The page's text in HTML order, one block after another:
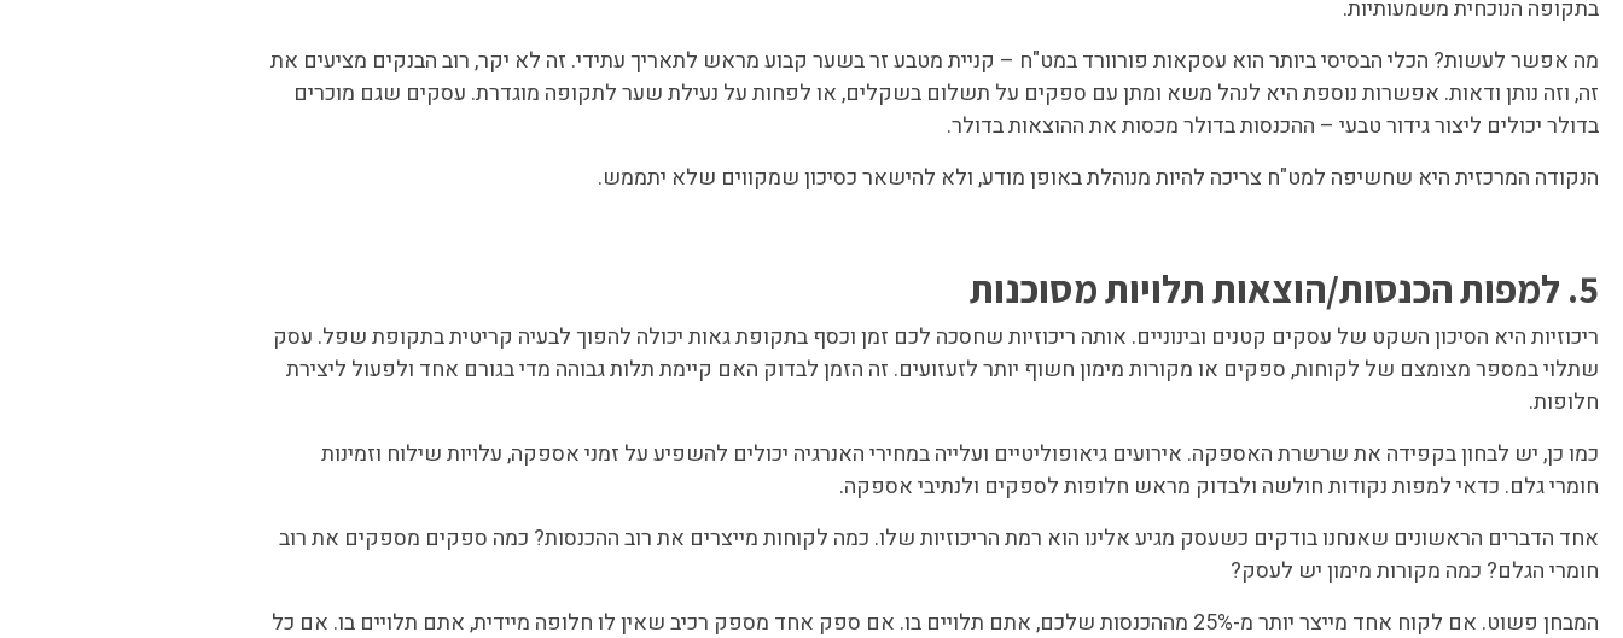
בתקופה הנוכחית משמעותיות.
מה אפשר לעשות? הכלי הבסיסי ביותר הוא עסקאות פורוורד במט"ח – קניית מטבע זר בשער קבוע מראש לתאריך עתידי. זה לא יקר, רוב הבנקים מציעים את
זה, וזה נותן ודאות. אפשרות נוספת היא לנהל משא ומתן עם ספקים על תשלום בשקלים, או לפחות על נעילת שער לתקופה מוגדרת. עסקים שגם מוכרים
בדולר יכולים ליצור גידור טבעי – ההכנסות בדולר מכסות את ההוצאות בדולר.
הנקודה המרכזית היא שחשיפה למט"ח צריכה להיות מנוהלת באופן מודע, ולא להישאר כסיכון שמקווים שלא יתממש.
5. למפות הכנסות/הוצאות תלויות מסוכנות
ריכוזיות היא הסיכון השקט של עסקים קטנים ובינוניים. אותה ריכוזיות שחסכה לכם זמן וכסף בתקופת גאות יכולה להפוך לבעיה קריטית בתקופת שפל. עסק
שתלוי במספר מצומצם של לקוחות, ספקים או מקורות מימון חשוף יותר לזעזועים. זה הזמן לבדוק האם קיימת תלות גבוהה מדי בגורם אחד ולפעול ליצירת
חלופות.
כמו כן, יש לבחון בקפידה את שרשרת האספקה. אירועים גיאופוליטיים ועלייה במחירי האנרגיה יכולים להשפיע על זמני אספקה, עלויות שילוח וזמינות
חומרי גלם. כדאי למפות נקודות חולשה ולבדוק מראש חלופות לספקים ולנתיבי אספקה.
אחד הדברים הראשונים שאנחנו בודקים כשעסק מגיע אלינו הוא רמת הריכוזיות שלו. כמה לקוחות מייצרים את רוב ההכנסות? כמה ספקים מספקים את רוב
חומרי הגלם? כמה מקורות מימון יש לעסק?
המבחן פשוט. אם לקוח אחד מייצר יותר מ-25% מההכנסות שלכם, אתם תלויים בו. אם ספק אחד מספק רכיב שאין לו חלופה מיידית, אתם תלויים בו. אם כל